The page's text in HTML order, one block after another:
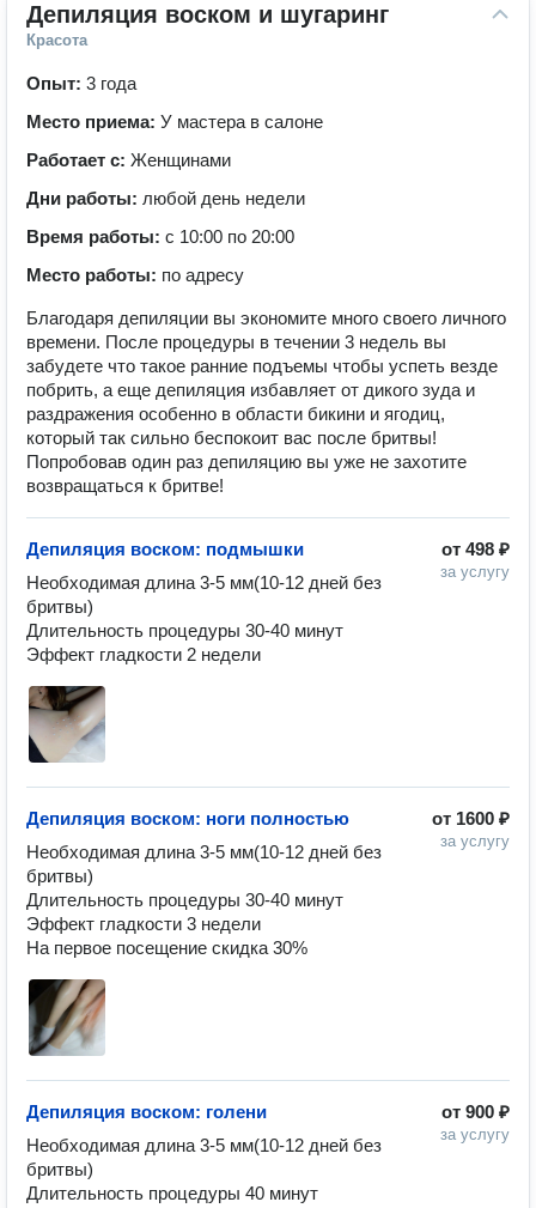
Депиляция воском и шугаринг
Красота
Опыт: 3 года
Место приема: У мастера в салоне
Работает с: Женщинами
Дни работы: любой день недели
Время работы: с 10:00 по 20:00
Место работы: по адресу
Благодаря депиляции вы экономите много своего личного
времени. После процедуры в течении 3 недель вы
забудете что такое ранние подъемы чтобы успеть везде
побрить, а еще депиляция избавляет от дикого зуда и
раздражения особенно в области бикини и ягодиц,
который так сильно беспокоит вас после бритвы!
Попробовав один раз депиляцию вы уже не захотите
возвращаться к бритве!
от 498 ₽
за услугу
Депиляция воском: подмышки
Необходимая длина 3-5 мм(10-12 дней без
бритвы)
Длительность процедуры 30-40 минут
Эффект гладкости 2 недели
от 1600 ₽
за услугу
Депиляция воском: ноги полностью
Необходимая длина 3-5 мм(10-12 дней без
бритвы)
Длительность процедуры 30-40 минут
Эффект гладкости 3 недели
На первое посещение скидка 30%
от 900 ₽
за услугу
Депиляция воском: голени
Необходимая длина 3-5 мм(10-12 дней без
бритвы)
Длительность процедуры 40 минут